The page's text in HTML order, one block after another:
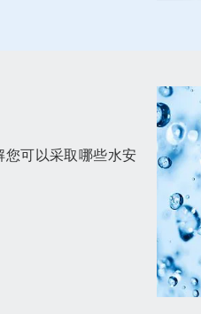
可以采取哪些水安